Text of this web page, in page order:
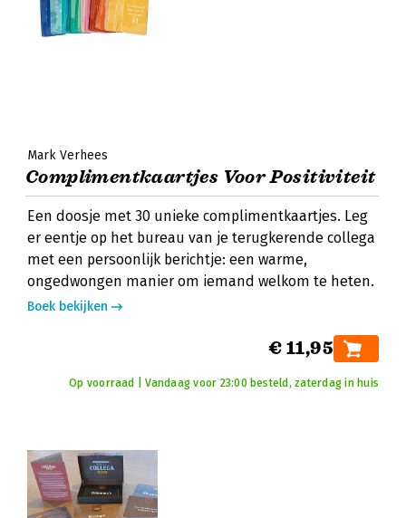
Mark Verhees
Complimentkaartjes Voor Positiviteit
Een doosje met 30 unieke complimentkaartjes. Leg
er eentje op het bureau van je terugkerende collega
met een persoonlijk berichtje: een warme,
ongedwongen manier om iemand welkom te heten.
Boek bekijken
€ 11,95
Op voorraad | Vandaag voor 23:00 besteld, zaterdag in huis